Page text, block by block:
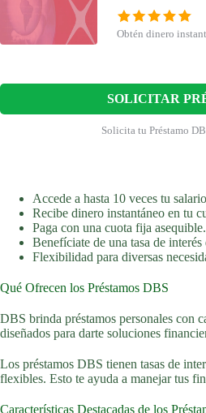
Obtén dinero
SOLICITAR
Solicita tu Préstamo
Accede a hasta 10 veces tu
Recibe dinero instantáneo en tu
Paga con una cuota fija asequible.
Benefíciate de una tasa de
Flexibilidad para diversas
Qué Ofrecen los Préstamos DBS
DBS brinda préstamos personales con
diseñados para darte soluciones
Los préstamos DBS tienen tasas de
flexibles. Esto te ayuda a manejar tus
Características Destacadas de los